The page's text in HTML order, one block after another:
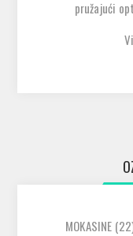
pružajući
MOKASINE